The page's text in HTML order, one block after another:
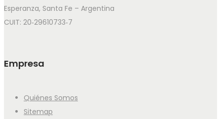
Esperanza, Santa Fe – Argentina
CUIT: 20‑29610733‑7
Empresa
Quiénes Somos
Sitemap